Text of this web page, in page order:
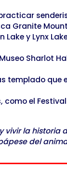
Granite
y Lynx
Sharlot
que
el
la historia
del